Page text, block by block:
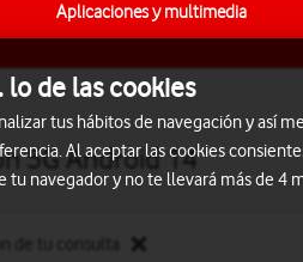
Aplicaciones y multimedia
5G Android 14
lo de las cookies
tus hábitos de navegación y así
Al aceptar las cookies
navegador y no te llevará más de 4